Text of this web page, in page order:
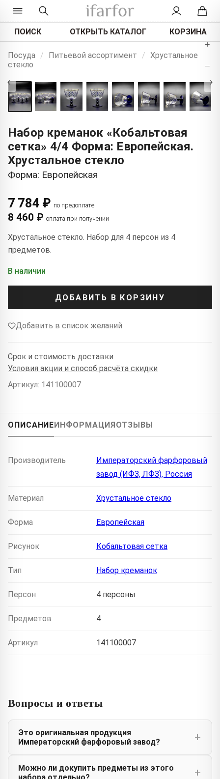
ПОИСК ОТКРЫТЬ КАТАЛОГ КОРЗИНА
Посуда / Питьевой ассортимент / Хрустальное
стекло
‹ ›
+
−
Набор креманок «Кобальтовая
сетка» 4/4 Форма: Европейская.
Хрустальное стекло
Форма: Европейская
7 784 ₽ по предоплате
8 460 ₽ оплата при получении
Хрустальное стекло. Набор для 4 персон из 4
предметов.
В наличии
ДОБАВИТЬ В КОРЗИНУ
Добавить в список желаний
Срок и стоимость доставки
Условия акции и способ расчёта скидки
Артикул: 141100007
ОПИСАНИЕ ИНФОРМАЦИЯ ОТЗЫВЫ
Производитель
Императорский фарфоровый
завод (ИФЗ, ЛФЗ), Россия
Материал Хрустальное стекло
Форма Европейская
Рисунок Кобальтовая сетка
Тип Набор креманок
Персон 4 персоны
Предметов 4
Артикул 141100007
Вопросы и ответы
Это оригинальная продукция
Императорский фарфоровый завод?
Можно ли докупить предметы из этого